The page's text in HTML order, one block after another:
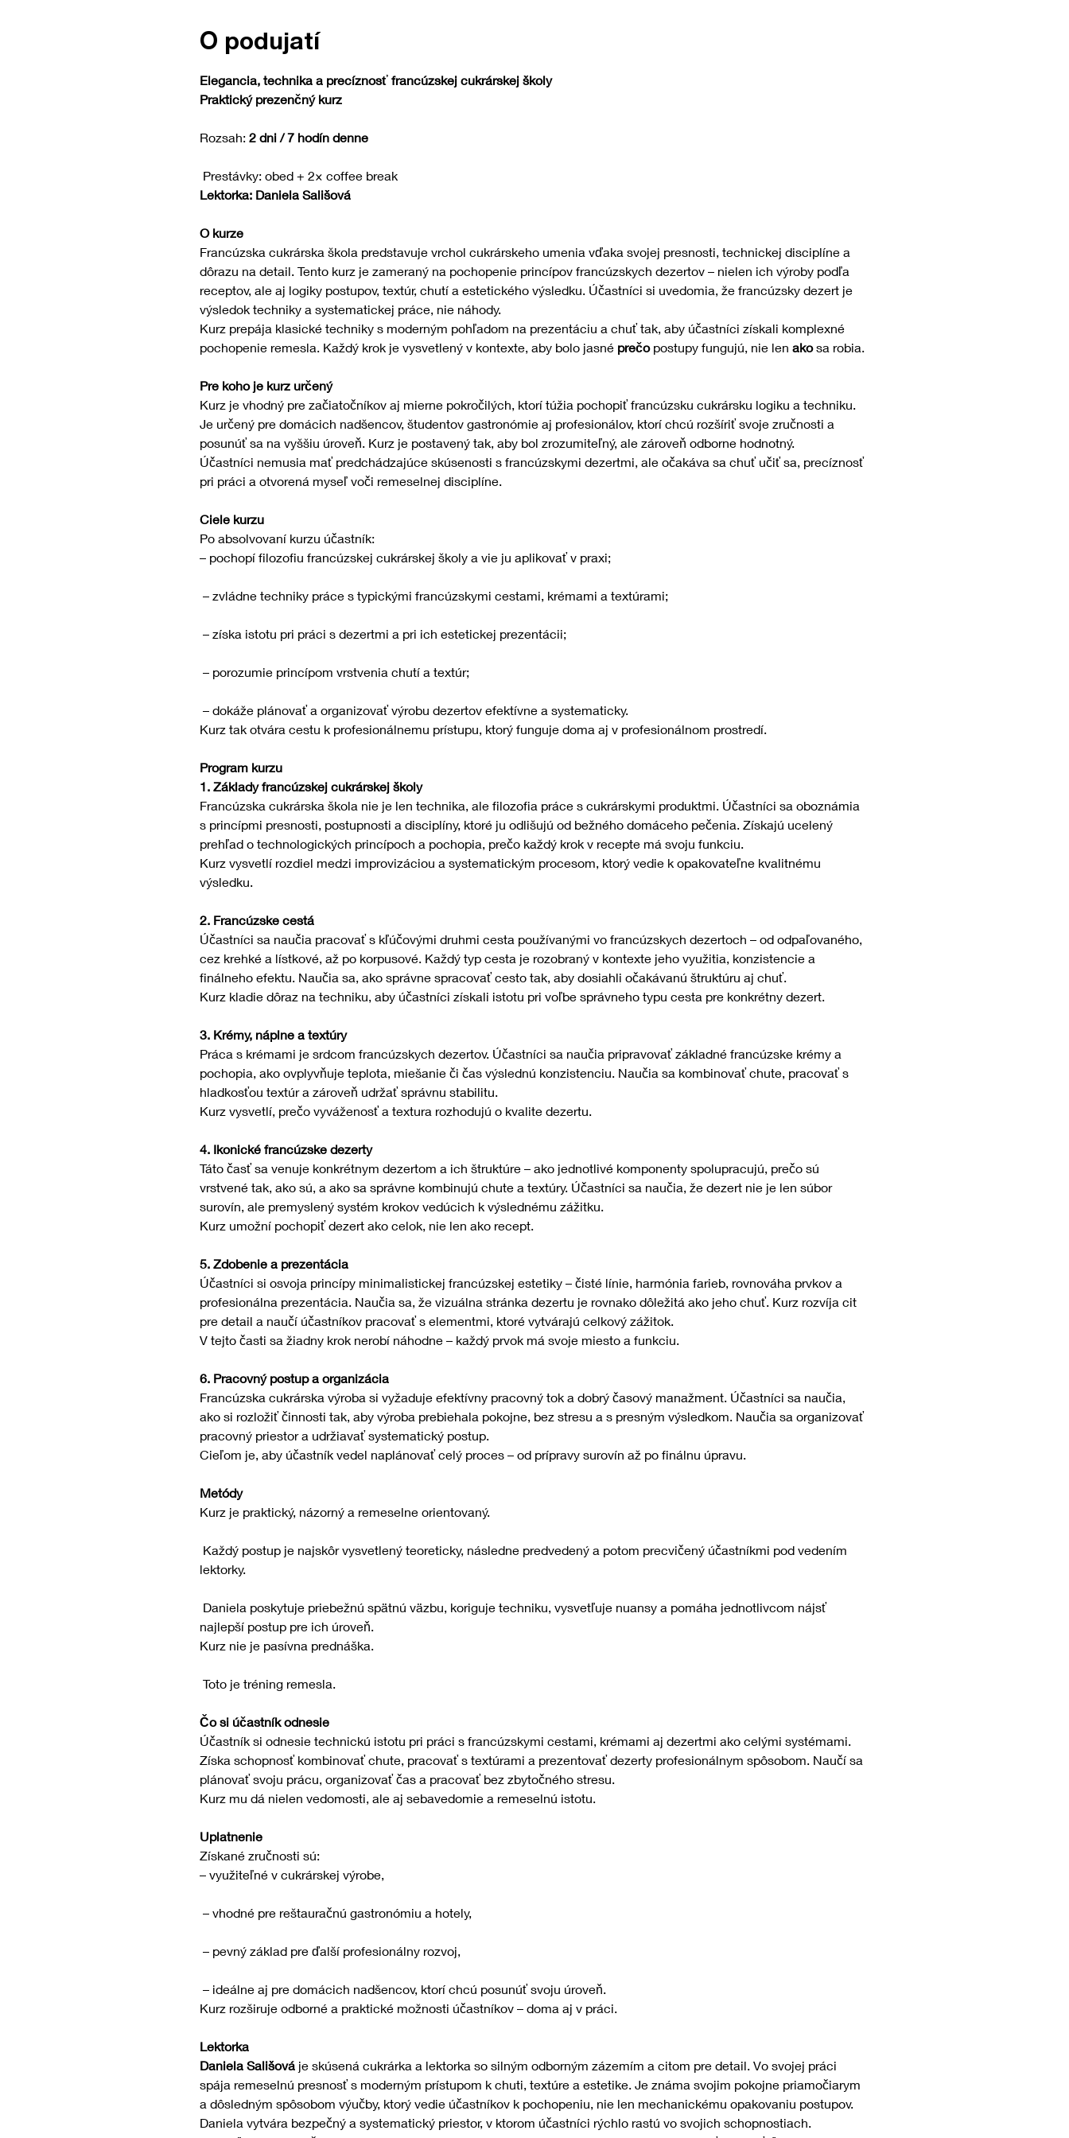
O podujatí
Elegancia, technika a precíznosť francúzskej cukrárskej školy
Praktický prezenčný kurz
Rozsah: 2 dni / 7 hodín denne
Prestávky: obed + 2× coffee break
Lektorka: Daniela Sališová
O kurze
Francúzska cukrárska škola predstavuje vrchol cukrárskeho umenia vďaka svojej presnosti, technickej disciplíne a
dôrazu na detail. Tento kurz je zameraný na pochopenie princípov francúzskych dezertov – nielen ich výroby podľa
receptov, ale aj logiky postupov, textúr, chutí a estetického výsledku. Účastníci si uvedomia, že francúzsky dezert je
výsledok techniky a systematickej práce, nie náhody.
Kurz prepája klasické techniky s moderným pohľadom na prezentáciu a chuť tak, aby účastníci získali komplexné
pochopenie remesla. Každý krok je vysvetlený v kontexte, aby bolo jasné prečo postupy fungujú, nie len ako sa robia.
Pre koho je kurz určený
Kurz je vhodný pre začiatočníkov aj mierne pokročilých, ktorí túžia pochopiť francúzsku cukrársku logiku a techniku.
Je určený pre domácich nadšencov, študentov gastronómie aj profesionálov, ktorí chcú rozšíriť svoje zručnosti a
posunúť sa na vyššiu úroveň. Kurz je postavený tak, aby bol zrozumiteľný, ale zároveň odborne hodnotný.
Účastníci nemusia mať predchádzajúce skúsenosti s francúzskymi dezertmi, ale očakáva sa chuť učiť sa, precíznosť
pri práci a otvorená myseľ voči remeselnej disciplíne.
Ciele kurzu
Po absolvovaní kurzu účastník:
– pochopí filozofiu francúzskej cukrárskej školy a vie ju aplikovať v praxi;
– zvládne techniky práce s typickými francúzskymi cestami, krémami a textúrami;
– získa istotu pri práci s dezertmi a pri ich estetickej prezentácii;
– porozumie princípom vrstvenia chutí a textúr;
– dokáže plánovať a organizovať výrobu dezertov efektívne a systematicky.
Kurz tak otvára cestu k profesionálnemu prístupu, ktorý funguje doma aj v profesionálnom prostredí.
Program kurzu
1. Základy francúzskej cukrárskej školy
Francúzska cukrárska škola nie je len technika, ale filozofia práce s cukrárskymi produktmi. Účastníci sa oboznámia
s princípmi presnosti, postupnosti a disciplíny, ktoré ju odlišujú od bežného domáceho pečenia. Získajú ucelený
prehľad o technologických princípoch a pochopia, prečo každý krok v recepte má svoju funkciu.
Kurz vysvetlí rozdiel medzi improvizáciou a systematickým procesom, ktorý vedie k opakovateľne kvalitnému
výsledku.
2. Francúzske cestá
Účastníci sa naučia pracovať s kľúčovými druhmi cesta používanými vo francúzskych dezertoch – od odpaľovaného,
cez krehké a lístkové, až po korpusové. Každý typ cesta je rozobraný v kontexte jeho využitia, konzistencie a
finálneho efektu. Naučia sa, ako správne spracovať cesto tak, aby dosiahli očakávanú štruktúru aj chuť.
Kurz kladie dôraz na techniku, aby účastníci získali istotu pri voľbe správneho typu cesta pre konkrétny dezert.
3. Krémy, náplne a textúry
Práca s krémami je srdcom francúzskych dezertov. Účastníci sa naučia pripravovať základné francúzske krémy a
pochopia, ako ovplyvňuje teplota, miešanie či čas výslednú konzistenciu. Naučia sa kombinovať chute, pracovať s
hladkosťou textúr a zároveň udržať správnu stabilitu.
Kurz vysvetlí, prečo vyváženosť a textura rozhodujú o kvalite dezertu.
4. Ikonické francúzske dezerty
Táto časť sa venuje konkrétnym dezertom a ich štruktúre – ako jednotlivé komponenty spolupracujú, prečo sú
vrstvené tak, ako sú, a ako sa správne kombinujú chute a textúry. Účastníci sa naučia, že dezert nie je len súbor
surovín, ale premyslený systém krokov vedúcich k výslednému zážitku.
Kurz umožní pochopiť dezert ako celok, nie len ako recept.
5. Zdobenie a prezentácia
Účastníci si osvoja princípy minimalistickej francúzskej estetiky – čisté línie, harmónia farieb, rovnováha prvkov a
profesionálna prezentácia. Naučia sa, že vizuálna stránka dezertu je rovnako dôležitá ako jeho chuť. Kurz rozvíja cit
pre detail a naučí účastníkov pracovať s elementmi, ktoré vytvárajú celkový zážitok.
V tejto časti sa žiadny krok nerobí náhodne – každý prvok má svoje miesto a funkciu.
6. Pracovný postup a organizácia
Francúzska cukrárska výroba si vyžaduje efektívny pracovný tok a dobrý časový manažment. Účastníci sa naučia,
ako si rozložiť činnosti tak, aby výroba prebiehala pokojne, bez stresu a s presným výsledkom. Naučia sa organizovať
pracovný priestor a udržiavať systematický postup.
Cieľom je, aby účastník vedel naplánovať celý proces – od prípravy surovín až po finálnu úpravu.
Metódy
Kurz je praktický, názorný a remeselne orientovaný.
lektorky.
najlepší postup pre ich úroveň.
Kurz nie je pasívna prednáška.
Toto je tréning remesla.
Čo si účastník odnesie
Účastník si odnesie technickú istotu pri práci s francúzskymi cestami, krémami aj dezertmi ako celými systémami.
Získa schopnosť kombinovať chute, pracovať s textúrami a prezentovať dezerty profesionálnym spôsobom. Naučí sa
plánovať svoju prácu, organizovať čas a pracovať bez zbytočného stresu.
Kurz mu dá nielen vedomosti, ale aj sebavedomie a remeselnú istotu.
Uplatnenie
Získané zručnosti sú:
– využiteľné v cukrárskej výrobe,
– vhodné pre reštauračnú gastronómiu a hotely,
– pevný základ pre ďalší profesionálny rozvoj,
– ideálne aj pre domácich nadšencov, ktorí chcú posunúť svoju úroveň.
Kurz rozširuje odborné a praktické možnosti účastníkov – doma aj v práci.
Lektorka
Daniela Sališová je skúsená cukrárka a lektorka so silným odborným zázemím a citom pre detail. Vo svojej práci
spája remeselnú presnosť s moderným prístupom k chuti, textúre a estetike. Je známa svojim pokojne priamočiarym
a dôsledným spôsobom výučby, ktorý vedie účastníkov k pochopeniu, nie len mechanickému opakovaniu postupov.
Daniela vytvára bezpečný a systematický priestor, v ktorom účastníci rýchlo rastú vo svojich schopnostiach.